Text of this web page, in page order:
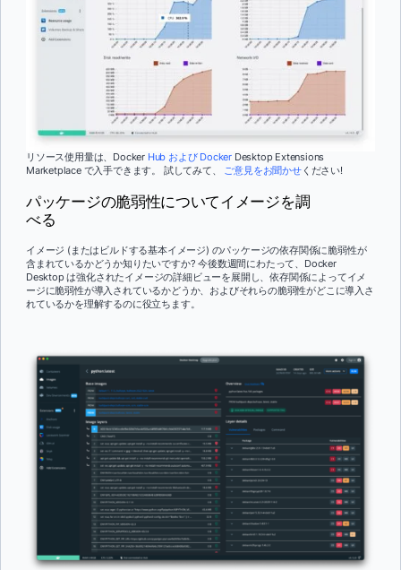
リソース使用量は、Docker Hub および Docker Desktop Extensions
Marketplace で入手できます。 試してみて、 ご意見をお聞かせください!
パッケージの脆弱性についてイメージを調
べる
イメージ (またはビルドする基本イメージ) のパッケージの依存関係に脆弱性が
含まれているかどうか知りたいですか? 今後数週間にわたって、Docker
Desktop は強化されたイメージの詳細ビューを展開し、依存関係によってイメ
ージに脆弱性が導入されているかどうか、およびそれらの脆弱性がどこに導入さ
れているかを理解するのに役立ちます。